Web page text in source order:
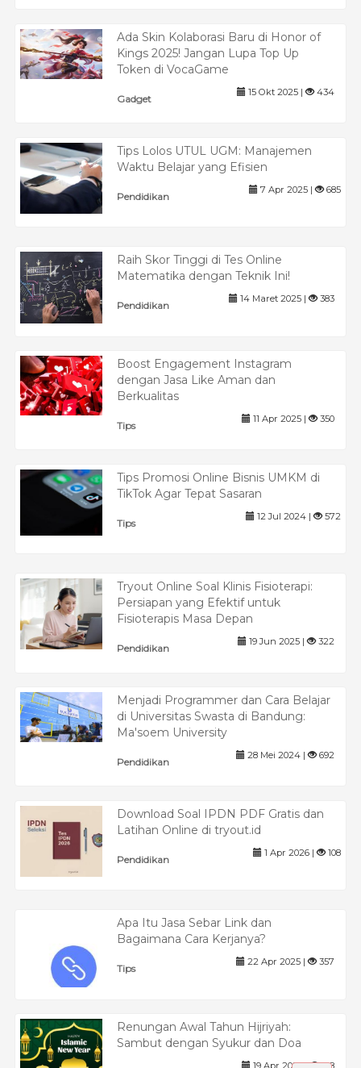
Ada Skin Kolaborasi Baru di Honor of
Kings 2025! Jangan Lupa Top Up
Token di VocaGame
Gadget
15 Okt 2025 | 434
Tips Lolos UTUL UGM: Manajemen
Waktu Belajar yang Efisien
Pendidikan
7 Apr 2025 | 685
Raih Skor Tinggi di Tes Online
Matematika dengan Teknik Ini!
Pendidikan
14 Maret 2025 | 383
Boost Engagement Instagram
dengan Jasa Like Aman dan
Berkualitas
Tips
11 Apr 2025 | 350
Tips Promosi Online Bisnis UMKM di
TikTok Agar Tepat Sasaran
Tips
12 Jul 2024 | 572
Tryout Online Soal Klinis Fisioterapi:
Persiapan yang Efektif untuk
Fisioterapis Masa Depan
Pendidikan
19 Jun 2025 | 322
Menjadi Programmer dan Cara Belajar
di Universitas Swasta di Bandung:
Ma'soem University
Pendidikan
28 Mei 2024 | 692
Download Soal IPDN PDF Gratis dan
Latihan Online di tryout.id
Pendidikan
1 Apr 2026 | 108
Apa Itu Jasa Sebar Link dan
Bagaimana Cara Kerjanya?
Tips
22 Apr 2025 | 357
Renungan Awal Tahun Hijriyah:
Sambut dengan Syukur dan Doa